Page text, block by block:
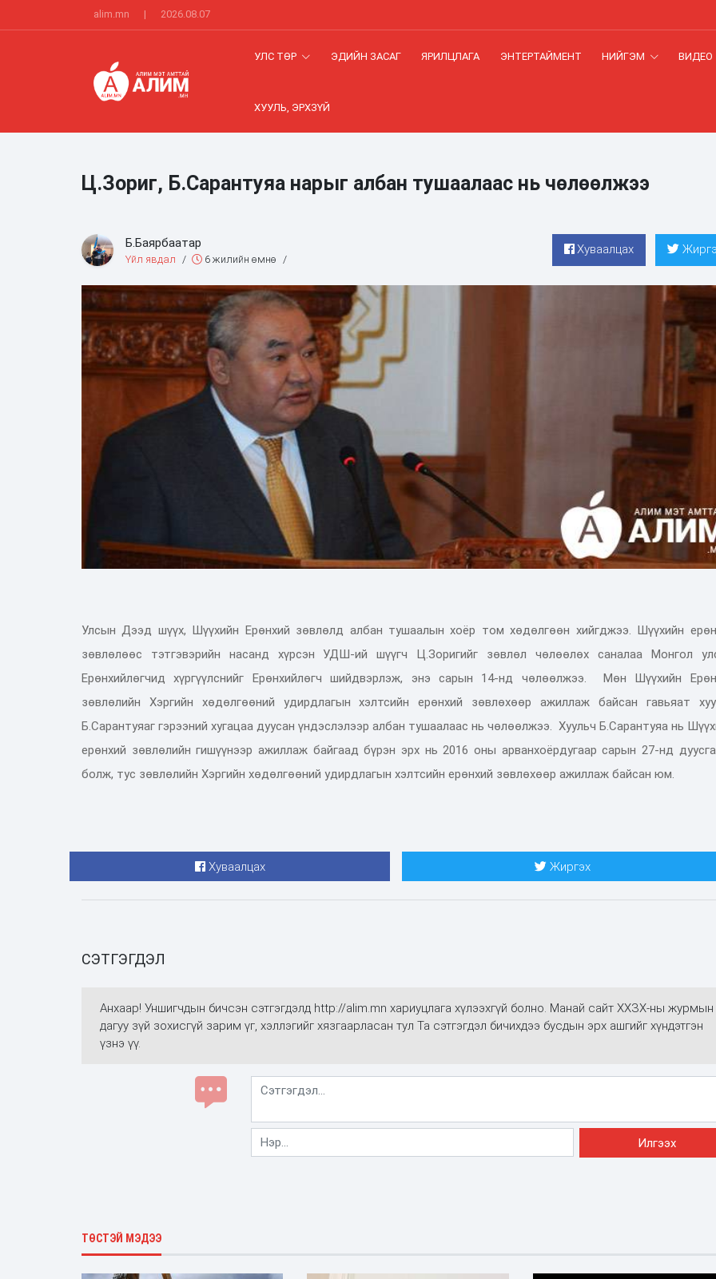
alim.mn | 2026.08.07
УЛС ТӨР ЭДИЙН ЗАСАГ ЯРИЛЦЛАГА ЭНТЕРТАЙМЕНТ НИЙГЭМ ВИДЕО
ХУУЛЬ, ЭРХЗҮЙ
Ц.Зориг, Б.Сарантуяа нарыг албан тушаалаас нь чөлөөлжээ
Б.Баярбаатар
Үйл явдал / 6 жилийн өмнө /
Хуваалцах
Улсын Дээд шүүх, Шүүхийн Ерөнхий зөвлөлд албан тушаалын хоёр том хөдөлгөөн хийгджээ. Шүүхийн
зөвлөлөөс тэтгэвэрийн насанд хүрсэн УДШ-ий шүүгч Ц.Зоригийг зөвлөл чөлөөлөх саналаа Монгол
Ерөнхийлөгчид хүргүүлснийг Ерөнхийлөгч шийдвэрлэж, энэ сарын 14-нд чөлөөлжээ. Мөн Шүүхийн
зөвлөлийн Хэргийн хөдөлгөөний удирдлагын хэлтсийн ерөнхий зөвлөхөөр ажиллаж байсан гавьяат
Б.Сарантуяаг гэрээний хугацаа дуусан үндэслэлээр албан тушаалаас нь чөлөөлжээ. Хуульч Б.Сарантуяа нь
ерөнхий зөвлөлийн гишүүнээр ажиллаж байгаад бүрэн эрх нь 2016 оны арванхоёрдугаар сарын 27-нд
болж, тус зөвлөлийн Хэргийн хөдөлгөөний удирдлагын хэлтсийн ерөнхий зөвлөхөөр ажиллаж байсан юм.
Хуваалцах Жиргэх
СЭТГЭГДЭЛ
Анхаар! Уншигчдын бичсэн сэтгэгдэлд http://alim.mn хариуцлага хүлээхгүй болно. Манай сайт ХХЗХ-ны журмын
дагуу зүй зохисгүй зарим үг, хэллэгийг хязгаарласан тул Та сэтгэгдэл бичихдээ бусдын эрх ашгийг хүндэтгэн
үзнэ үү.
ТӨСТЭЙ МЭДЭЭ